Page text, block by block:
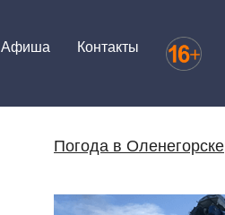
Афиша Контакты
Погода в Оленегорске